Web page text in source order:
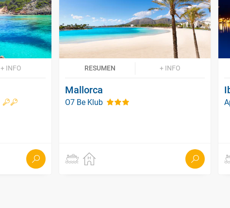
+ INFO RESUMEN + INFO
Mallorca
O7 Be Klub